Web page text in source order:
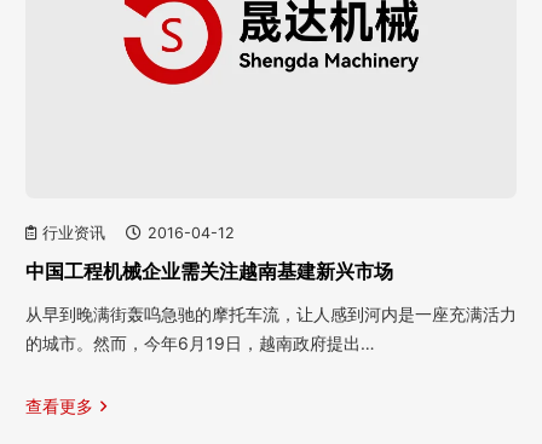
行业资讯 2016-04-12
中国工程机械企业需关注越南基建新兴市场
从早到晚满街轰呜急驰的摩托车流，让人感到河内是一座充满活力
的城市。然而，今年6月19日，越南政府提出…
查看更多